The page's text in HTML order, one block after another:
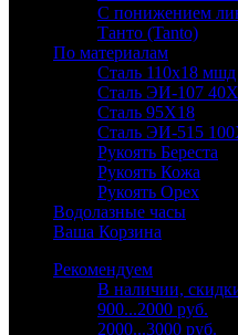
С понижением
Танто (Tanto)
По материалам
Сталь 110х18 мшд
Сталь ЭИ-107
Сталь 95Х18
Сталь ЭИ-515
Рукоять Береста
Рукоять Кожа
Рукоять Орех
Водолазные часы
Ваша Корзина
Рекомендуем
В наличии,
900...2000 руб.
2000...3000 руб.